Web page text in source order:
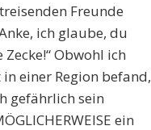
Freunde
ich glaube, du
Obwohl ich
einer Region befand,
gefährlich sein
ein